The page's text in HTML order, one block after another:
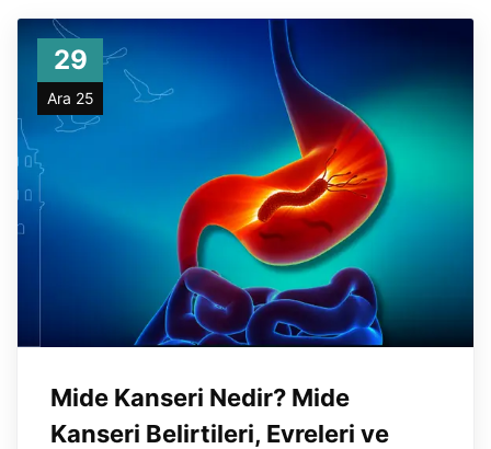
29
Ara 25
Mide Kanseri Nedir? Mide
Kanseri Belirtileri, Evreleri ve